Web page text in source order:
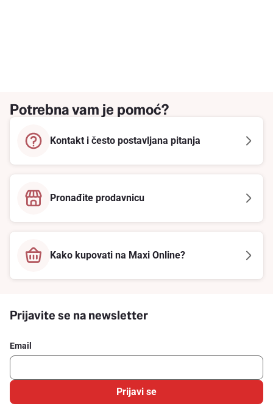
Potrebna vam je pomoć?
Kontakt i često postavljana pitanja
Pronađite prodavnicu
Kako kupovati na Maxi Online?
Prijavite se na newsletter
Email
Prijavi se